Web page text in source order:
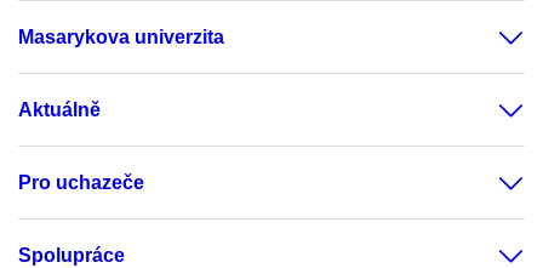
Masarykova univerzita
Aktuálně
Pro uchazeče
Spolupráce